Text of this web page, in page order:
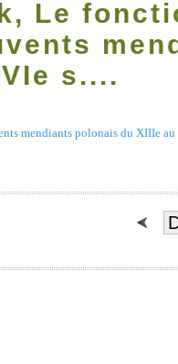
Le
s....
mendiants polonais du XIIIe